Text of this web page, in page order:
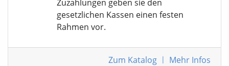
Zuzahlungen geben sie den
gesetzlichen Kassen einen festen
Rahmen vor.
Zum Katalog | Mehr Infos